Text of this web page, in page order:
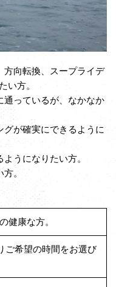
方向転換、スープライデ
い方。
通っているが、なかなか
が確実にできるように
うになりたい方。
方。
健康な方。
ご希望の時間をお選び